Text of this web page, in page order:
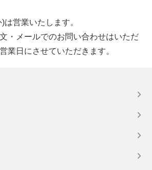
営業いたします。
・メールでのお問い合わせはいただ
業日にさせていただきます。